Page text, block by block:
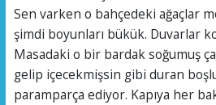
​Sen varken o bahçedeki ağaçlar
şimdi boyunları bükük. Duvarlar
Masadaki o bir bardak soğumuş
gelip içecekmişsin gibi duran
paramparça ediyor. Kapıya her